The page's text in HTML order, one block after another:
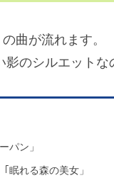
の曲が流れます。
影のシルエット
パン」
眠れる森の美女」